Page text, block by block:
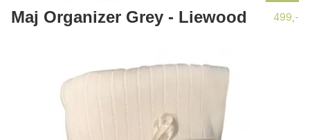
Maj Organizer Grey - Liewood 499,-